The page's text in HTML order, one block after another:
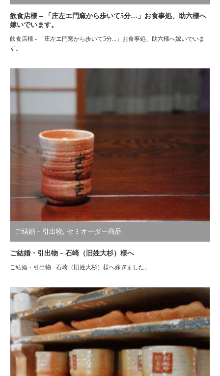
飲食店様 – 「庄左エ門窯から歩いて5分…」お食事処、助六様へ
嫁いでいます。
飲食店様 - 「庄左エ門窯から歩いて5分...」お食事処、助六様へ嫁いでいま
す。
ご結婚・引出物, セミオーダー商品
ご結婚・引出物 – 石崎（旧姓大杉）様へ
ご結婚・引出物 - 石崎（旧姓大杉）様へ嫁ぎました。